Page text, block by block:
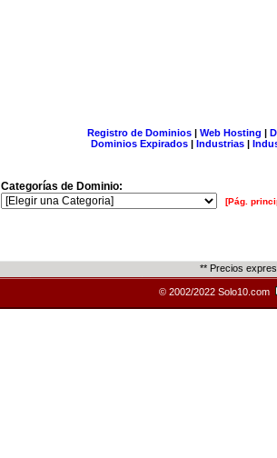
Registro de Dominios| Web Hosting |
Dominios Expirados | Industrias |
Categorías de Dominio:
[Pág.
** Precios
© 2002/2022 Solo10.com